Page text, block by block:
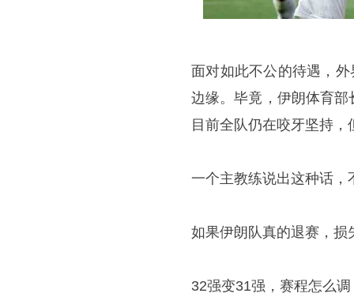
面对如此不公的待遇，
边缘。毕竟，伊朗体育
目前全队仍在咬牙坚持
一个主教练说出这种话，
如果伊朗队真的退赛，损
32强变31强，赛程怎么